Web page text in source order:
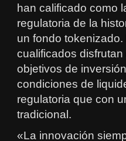
han calificado como
regulatoria de la
un fondo
cualificados
objetivos de
condiciones de
regulatoria que con
tradicional.
«La innovación